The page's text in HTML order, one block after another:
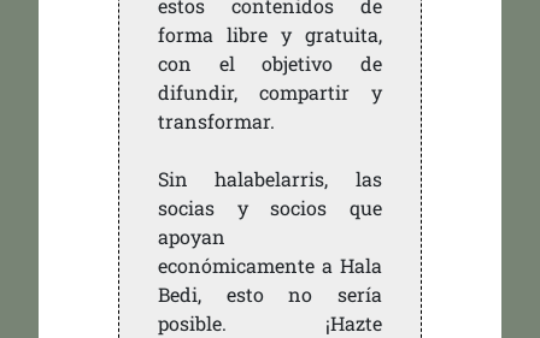
estos contenidos de
forma libre y gratuita,
con el objetivo de
difundir, compartir y
transformar.
Sin halabelarris, las
socias y socios que
apoyan
económicamente a Hala
Bedi, esto no sería
posible. ¡Hazte